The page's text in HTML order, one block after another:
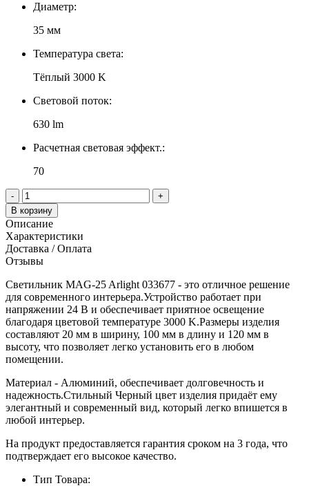
Диаметр:
35 мм
Температура света:
Тёплый 3000 K
Световой поток:
630 lm
Расчетная световая эффект.:
70
-
+
В корзину
Описание
Характеристики
Доставка / Оплата
Отзывы
Светильник MAG-25 Arlight 033677 - это отличное решение
для современного интерьера.Устройство работает при
напряжении 24 В и обеспечивает приятное освещение
благодаря цветовой температуре 3000 K.Размеры изделия
составляют 20 мм в ширину, 100 мм в длину и 120 мм в
высоту, что позволяет легко установить его в любом
помещении.
Материал - Алюминий, обеспечивает долговечность и
надежность.Стильный Черный цвет изделия придаёт ему
элегантный и современный вид, который легко впишется в
любой интерьер.
На продукт предоставляется гарантия сроком на 3 года, что
подтверждает его высокое качество.
Тип Товара: